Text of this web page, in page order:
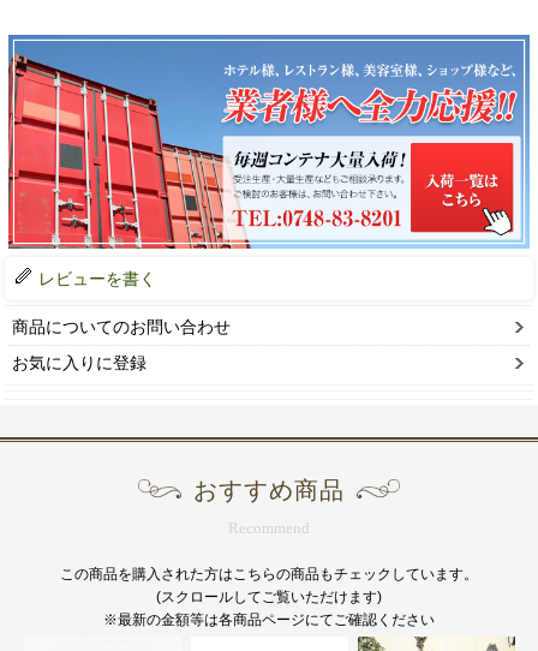
レビューを書く
商品についてのお問い合わせ
お気に入りに登録
おすすめ商品
Recommend
この商品を購入された方はこちらの商品もチェックしています。
(スクロールしてご覧いただけます)
※最新の金額等は各商品ページにてご確認ください